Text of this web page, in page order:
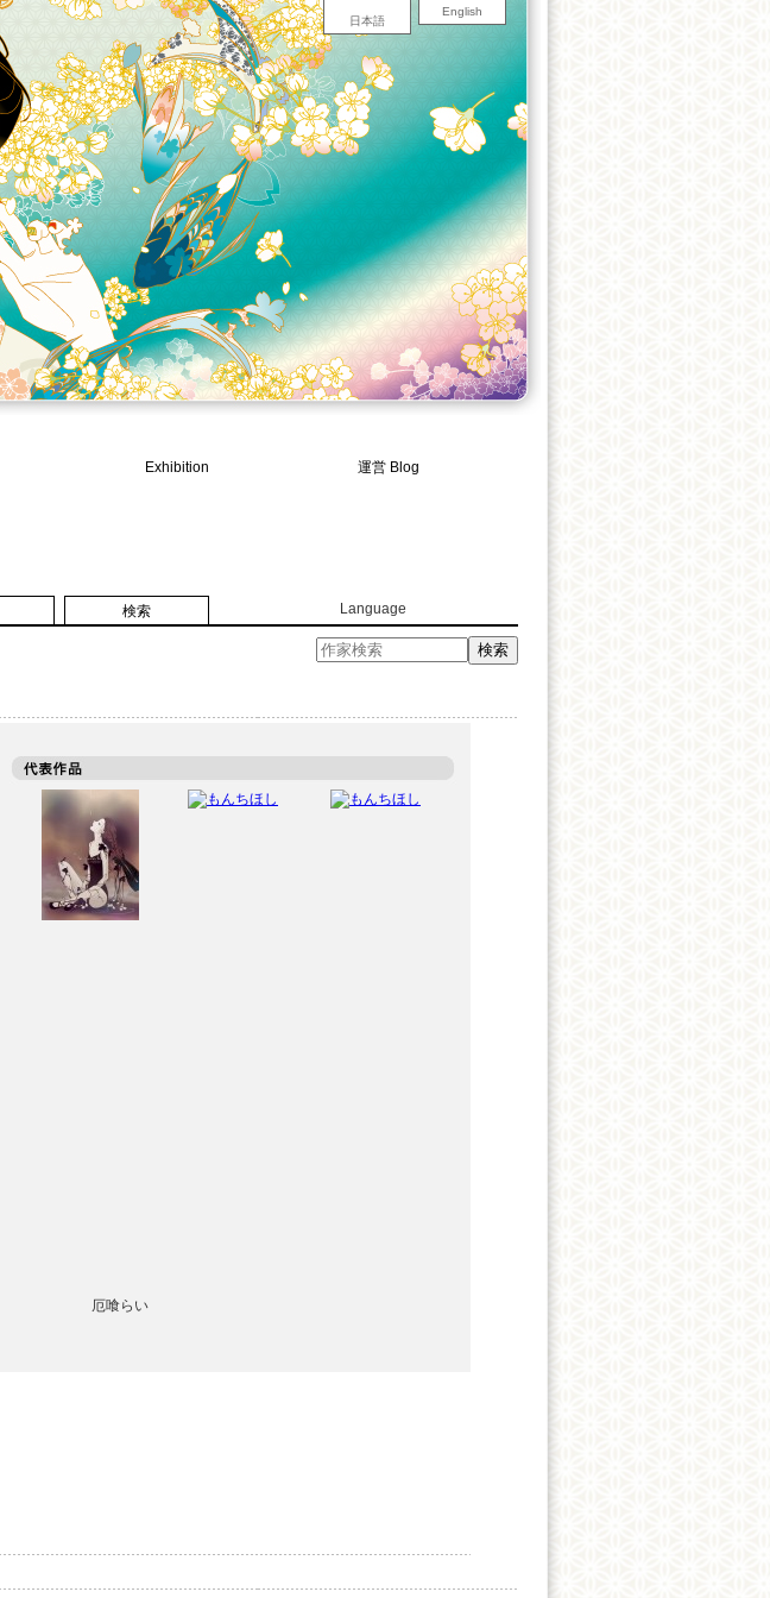
日本語
English
Exhibition 運営 Blog
Language
検索
厄喰らい